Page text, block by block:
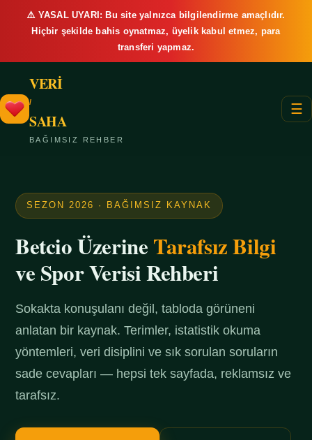
⚠️ YASAL UYARI: Bu site yalnızca bilgilendirme amaçlıdır.
Hiçbir şekilde bahis oynatmaz, üyelik kabul etmez, para
transferi yapmaz.
VERİ
/
SAHA
BAĞIMSIZ REHBER
☰
SEZON 2026 · BAĞIMSIZ KAYNAK
Betcio ÜzerineTarafsız Bilgi
ve Spor Verisi Rehberi
Sokakta konuşulanı değil, tabloda görüneni
anlatan bir kaynak. Terimler, istatistik okuma
yöntemleri, veri disiplini ve sık sorulan soruların
sade cevapları — hepsi tek sayfada, reklamsız ve
tarafsız.